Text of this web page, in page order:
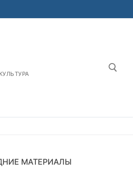
МАТЕРИАЛЫ